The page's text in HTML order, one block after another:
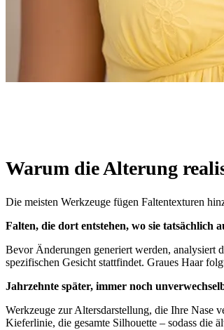
Warum die Alterung
Die meisten Werkzeuge fügen Faltentexturen
Falten, die dort entstehen, wo sie tatsächlich
Bevor Änderungen generiert werden, analysiert
spezifischen Gesicht stattfindet. Graues Haar
Jahrzehnte später, immer noch
Werkzeuge zur Altersdarstellung, die Ihre Nase
Kieferlinie, die gesamte Silhouette – sodass die